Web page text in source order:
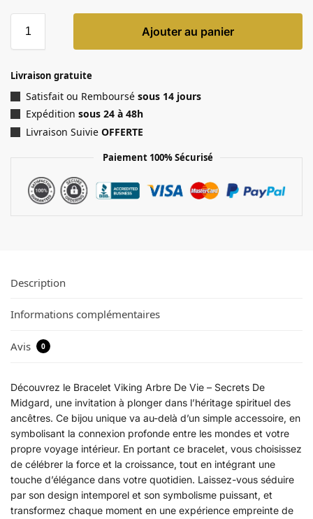
Ajouter au panier
Livraison gratuite
Satisfait ou Remboursé sous 14 jours
Expédition sous 24 à 48h
Livraison Suivie OFFERTE
Paiement 100% Sécurisé
Description
Informations complémentaires
Avis 0
Découvrez le Bracelet Viking Arbre De Vie – Secrets De
Midgard, une invitation à plonger dans l’héritage spirituel des
ancêtres. Ce bijou unique va au-delà d’un simple accessoire, en
symbolisant la connexion profonde entre les mondes et votre
propre voyage intérieur. En portant ce bracelet, vous choisissez
de célébrer la force et la croissance, tout en intégrant une
touche d’élégance dans votre quotidien. Laissez-vous séduire
par son design intemporel et son symbolisme puissant, et
transformez chaque moment en une expérience empreinte de